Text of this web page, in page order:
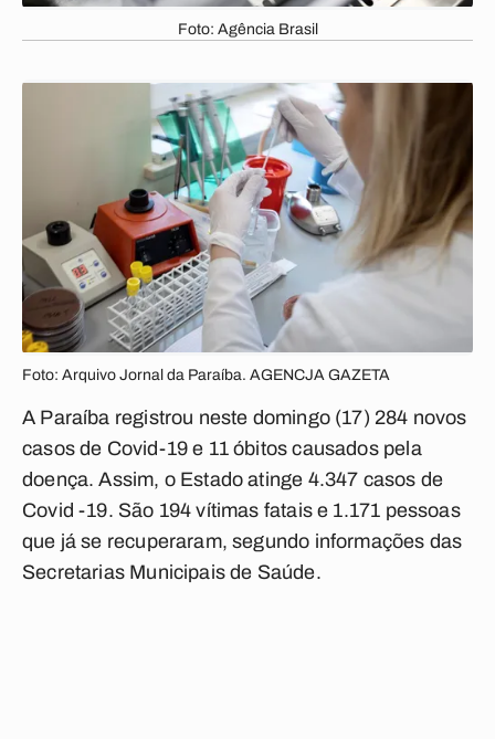
Foto: Agência Brasil
Foto: Arquivo Jornal da Paraíba. AGENCJA GAZETA
A Paraíba registrou neste domingo (17) 284 novos
casos de Covid-19 e 11 óbitos causados pela
doença. Assim, o Estado atinge 4.347 casos de
Covid -19. São 194 vítimas fatais e 1.171 pessoas
que já se recuperaram, segundo informações das
Secretarias Municipais de Saúde.